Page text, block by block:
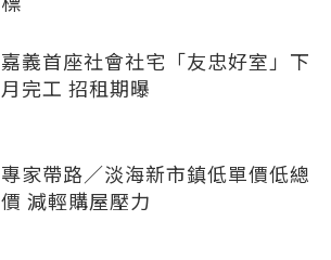
嘉義首座社會社宅「友忠好室」下
月完工 招租期曝
專家帶路／淡海新市鎮低單價低總
價 減輕購屋壓力